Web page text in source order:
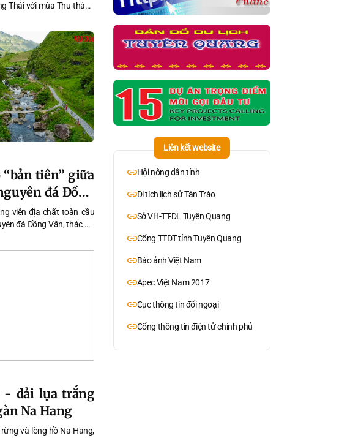
Thái với mùa Thu tháng
“bản tiên” giữa
đá Đồng
viên địa chất toàn cầu
đá Đồng Văn, thác Du
quan nguyên sơ và bản
đặc sắc.
- dải lụa trắng
Na Hang
và lòng hồ Na Hang,
Liên kết website
Hội nông dân tỉnh
Di tích lịch sử Tân Trào
Sở VH-TT-DL Tuyên Quang
Cổng TTDT tỉnh Tuyên Quang
Báo ảnh Việt Nam
Apec Việt Nam 2017
Cục thông tin đối ngoại
Cổng thông tin điện tử chính phủ